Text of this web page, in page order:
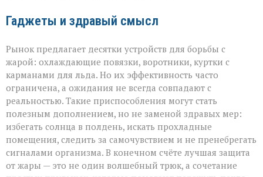
Гаджеты и здравый смысл
Рынок предлагает десятки устройств для борьбы с
жарой: охлаждающие повязки, воротники, куртки с
карманами для льда. Но их эффективность часто
ограничена, а ожидания не всегда совпадают с
реальностью. Такие приспособления могут стать
полезным дополнением, но не заменой здравых мер:
избегать солнца в полдень, искать прохладные
помещения, следить за самочувствием и не пренебрегать
сигналами организма. В конечном счёте лучшая защита
от жары — это не один волшебный трюк, а сочетание